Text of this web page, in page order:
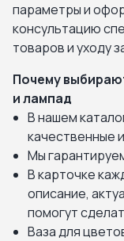
параметры и
консультацию
товаров и уходу
Почему
и лампад
В нашем
качественные
Мы
В карточке
описание,
помогут
Ваза для